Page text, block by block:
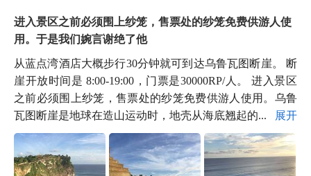
进入景区之前必须围上纱笼，售票处的纱笼免费供游人使
用。于是我们婉言谢绝了他
从蓝点湾酒店大概步行30分钟就可到达乌鲁瓦图断崖。 断
崖开放时间是 8:00-19:00，门票是30000RP/人。 进入景区
之前必须围上纱笼，售票处的纱笼免费供游人使用。乌鲁
瓦图断崖是地球在造山运动时，地壳从海底翘起的...
展开